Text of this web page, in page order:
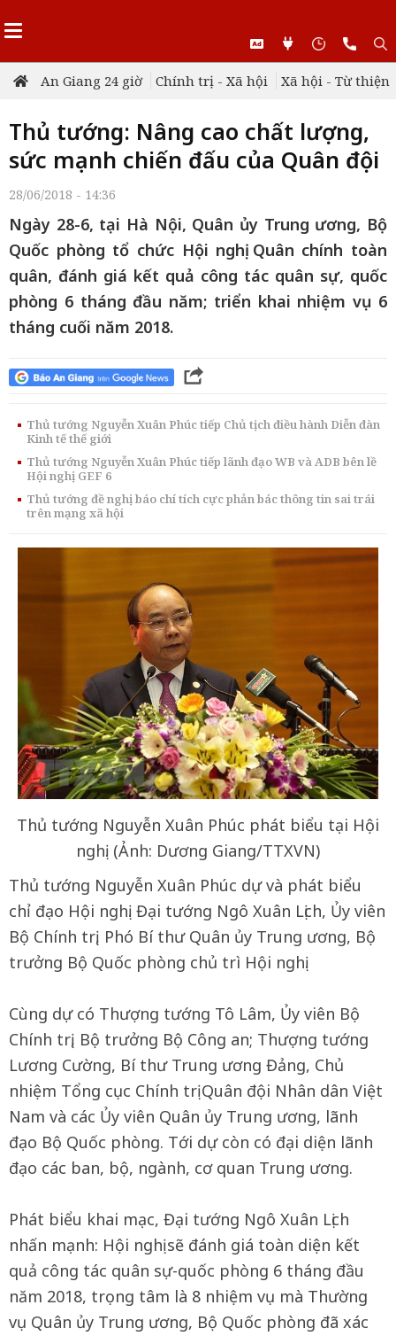
An Giang 24 giờ Chính trị - Xã hội Xã hội - Từ thiện
Thủ tướng: Nâng cao chất lượng,
sức mạnh chiến đấu của Quân đội
28/06/2018 - 14:36
Ngày 28-6, tại Hà Nội, Quân ủy Trung ương, Bộ
Quốc phòng tổ chức Hội nghị Quân chính toàn
quân, đánh giá kết quả công tác quân sự, quốc
phòng 6 tháng đầu năm; triển khai nhiệm vụ 6
tháng cuối năm 2018.
Thủ tướng Nguyễn Xuân Phúc tiếp Chủ tịch điều hành Diễn đàn
Kinh tế thế giới
Thủ tướng Nguyễn Xuân Phúc tiếp lãnh đạo WB và ADB bên lề
Hội nghị GEF 6
Thủ tướng đề nghị báo chí tích cực phản bác thông tin sai trái
trên mạng xã hội
Thủ tướng Nguyễn Xuân Phúc phát biểu tại Hội
nghị. (Ảnh: Dương Giang/TTXVN)
Thủ tướng Nguyễn Xuân Phúc dự và phát biểu
chỉ đạo Hội nghị. Đại tướng Ngô Xuân Lịch, Ủy viên
Bộ Chính trị, Phó Bí thư Quân ủy Trung ương, Bộ
trưởng Bộ Quốc phòng chủ trì Hội nghị.
Cùng dự có Thượng tướng Tô Lâm, Ủy viên Bộ
Chính trị, Bộ trưởng Bộ Công an; Thượng tướng
Lương Cường, Bí thư Trung ương Đảng, Chủ
nhiệm Tổng cục Chính trị Quân đội Nhân dân Việt
Nam và các Ủy viên Quân ủy Trung ương, lãnh
đạo Bộ Quốc phòng. Tới dự còn có đại diện lãnh
đạo các ban, bộ, ngành, cơ quan Trung ương.
Phát biểu khai mạc, Đại tướng Ngô Xuân Lịch
nhấn mạnh: Hội nghị sẽ đánh giá toàn diện kết
quả công tác quân sự-quốc phòng 6 tháng đầu
năm 2018, trọng tâm là 8 nhiệm vụ mà Thường
vụ Quân ủy Trung ương, Bộ Quốc phòng đã xác